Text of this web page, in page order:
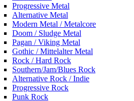
Progressive Metal
Alternative Metal
Modern Metal / Metalcore
Doom / Sludge Metal
Pagan / Viking Metal
Gothic / Mittelalter Metal
Rock / Hard Rock
Southern/Jam/Blues Rock
Alternative Rock / Indie
Progressive Rock
Punk Rock